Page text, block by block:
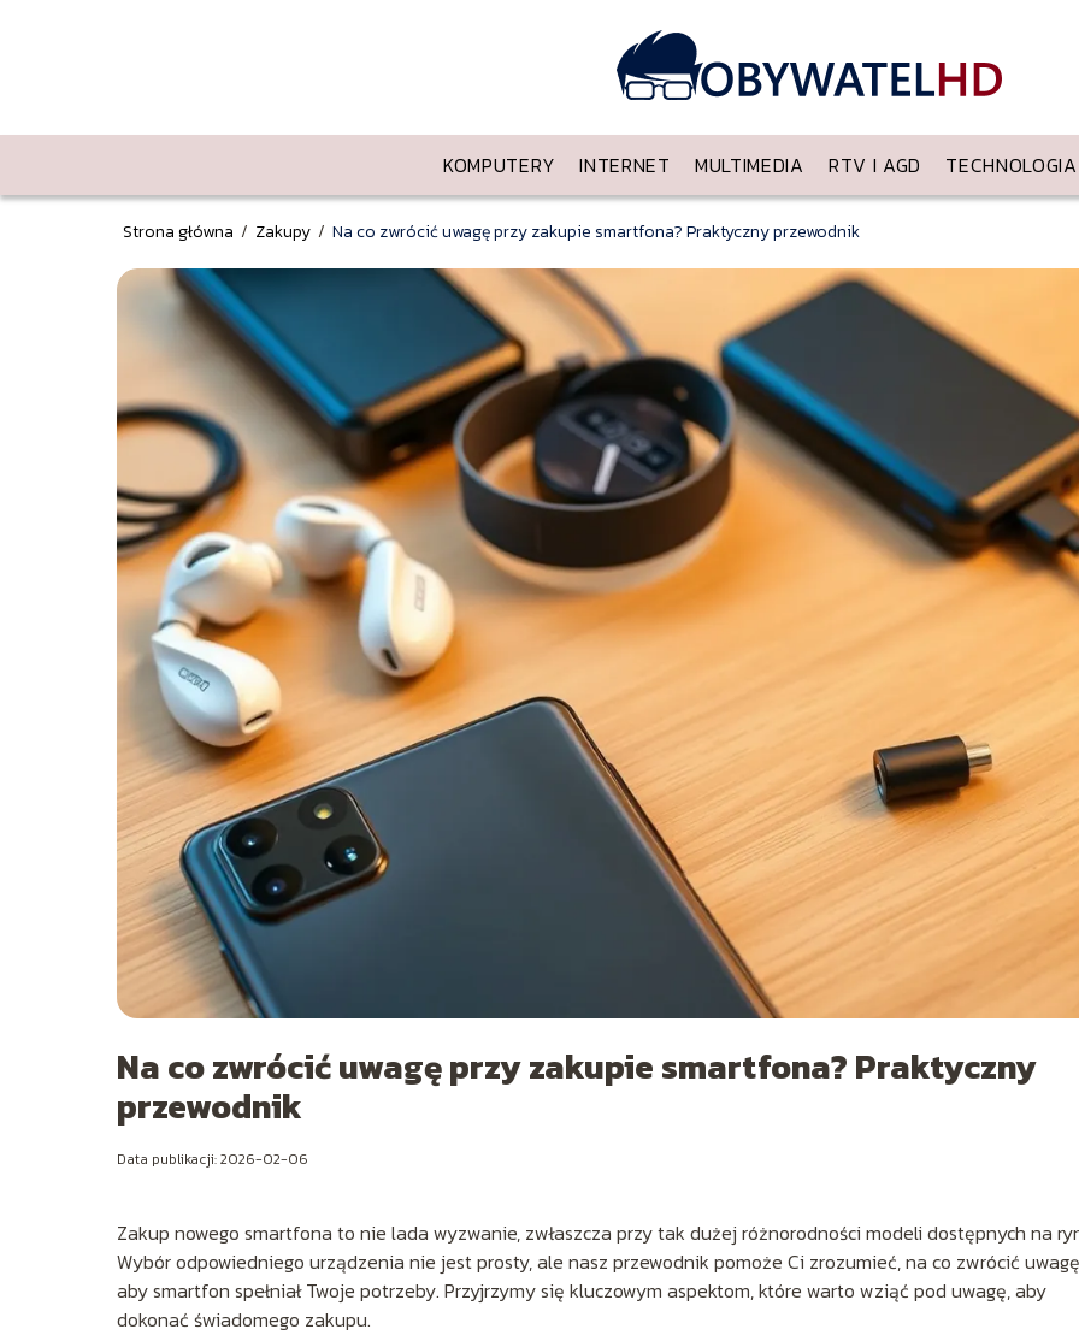
KOMPUTERY INTERNET MULTIMEDIA RTV I AGD TECHNOLOGIA
Strona główna / Zakupy / Na co zwrócić uwagę przy zakupie smartfona? Praktyczny przewodnik
Na co zwrócić uwagę przy zakupie smartfona? Praktyczny
przewodnik
Data publikacji: 2026-02-06
Zakup nowego smartfona to nie lada wyzwanie, zwłaszcza przy tak dużej różnorodności modeli dostępnych na
Wybór odpowiedniego urządzenia nie jest prosty, ale nasz przewodnik pomoże Ci zrozumieć, na co zwrócić
aby smartfon spełniał Twoje potrzeby. Przyjrzymy się kluczowym aspektom, które warto wziąć pod uwagę, aby
dokonać świadomego zakupu.